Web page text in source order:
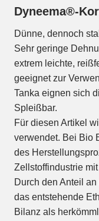
Dyneema®-
Dünne, dennoch
Sehr geringe
extrem leichte,
geeignet zur
Tanka eignen sich
Spleißbar.
Für diesen Artikel
verwendet. Bei Bio
des
Zellstoffindustrie
Durch den Anteil
das entstehende
Bilanz als